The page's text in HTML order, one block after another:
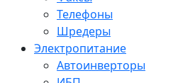
Телефоны
Шредеры
Электропитание
Автоинверторы